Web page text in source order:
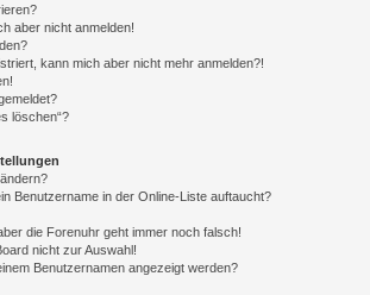
aber nicht anmelden!
kann mich aber nicht mehr anmelden?!
löschen“?
Benutzername in der Online-Liste auftaucht?
die Forenuhr geht immer noch falsch!
nicht zur Auswahl!
Benutzernamen angezeigt werden?